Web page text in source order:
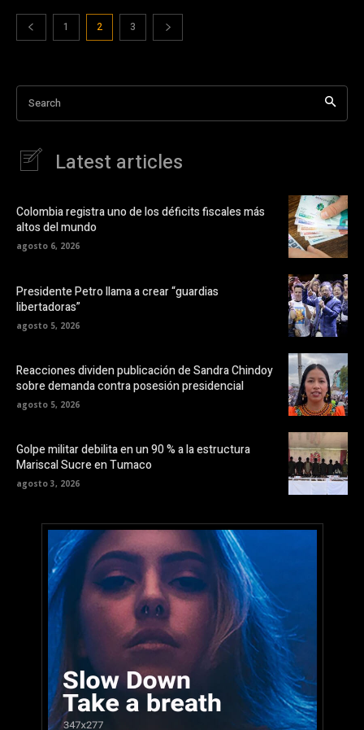
1 2 3
Search
Latest articles
Colombia registra uno de los déficits fiscales más
altos del mundo
agosto 6, 2026
Presidente Petro llama a crear “guardias
libertadoras”
agosto 5, 2026
Reacciones dividen publicación de Sandra Chindoy
sobre demanda contra posesión presidencial
agosto 5, 2026
Golpe militar debilita en un 90 % a la estructura
Mariscal Sucre en Tumaco
agosto 3, 2026